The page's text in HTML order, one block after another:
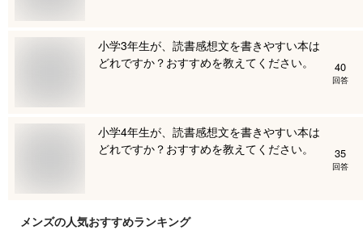
小学3年生が、読書感想文を書きやすい本は
どれですか？おすすめを教えてください。
40
回答
小学4年生が、読書感想文を書きやすい本は
どれですか？おすすめを教えてください。
35
回答
メンズの人気おすすめランキング